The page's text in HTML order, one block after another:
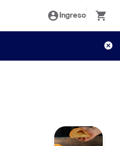
Ingreso